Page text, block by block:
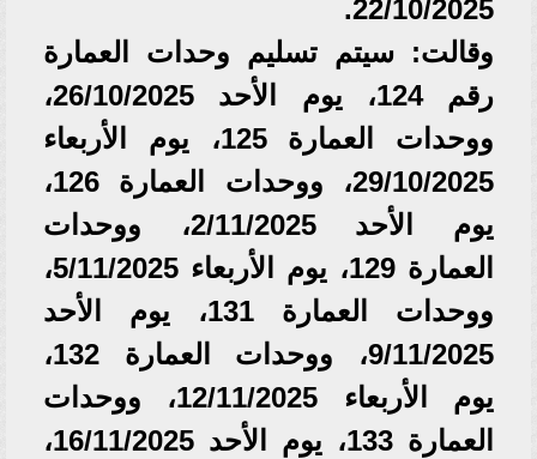
22/10/2025.
وقالت: سيتم تسليم وحدات العمارة
رقم 124، يوم الأحد 26/10/2025،
ووحدات العمارة 125، يوم الأربعاء
29/10/2025، ووحدات العمارة 126،
يوم الأحد 2/11/2025، ووحدات
العمارة 129، يوم الأربعاء 5/11/2025،
ووحدات العمارة 131، يوم الأحد
9/11/2025، ووحدات العمارة 132،
يوم الأربعاء 12/11/2025، ووحدات
العمارة 133، يوم الأحد 16/11/2025،